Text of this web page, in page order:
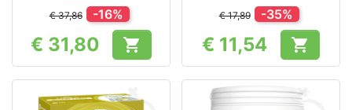
€ 37,86 -16%
Prijs
€ 31,80 
€ 17,89 -35%
Prijs
€ 11,54 